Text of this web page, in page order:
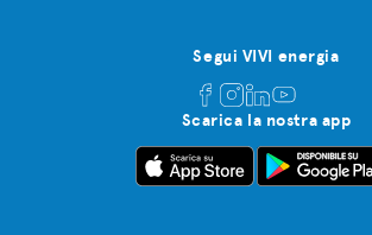
Segui VIVI energia
Scarica la nostra app